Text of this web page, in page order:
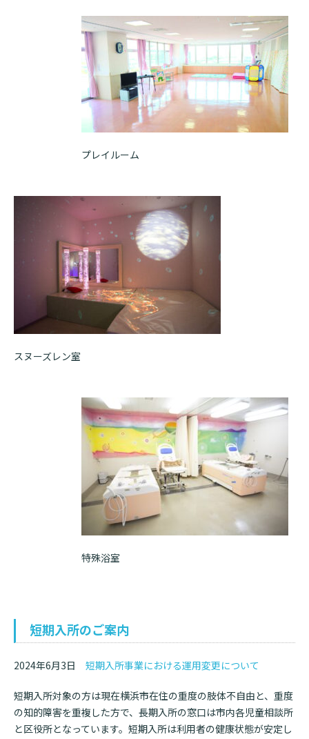
プレイルーム
スヌーズレン室
特殊浴室
短期入所のご案内
2024年6月3日 短期入所事業における運用変更について
短期入所対象の方は現在横浜市在住の重度の肢体不自由と、重度
の知的障害を重複した方で、長期入所の窓口は市内各児童相談所
と区役所となっています。短期入所は利用者の健康状態が安定し